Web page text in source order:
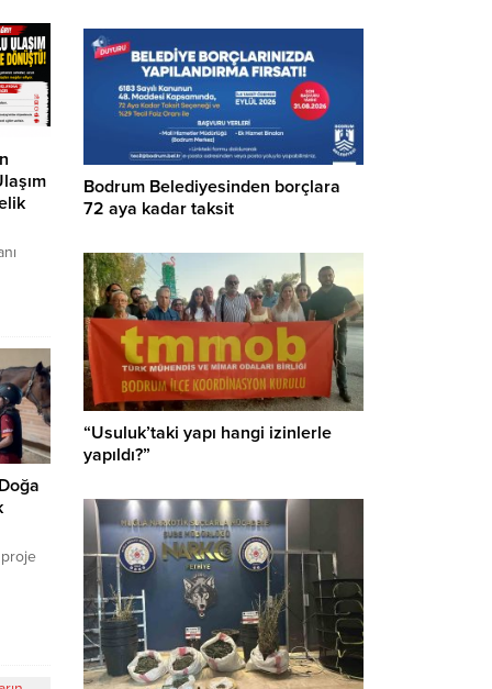
proje
Bodrum Belediyesinden borçlara
72 aya kadar taksit
“Usuluk’taki yapı hangi izinlerle
yapıldı?”